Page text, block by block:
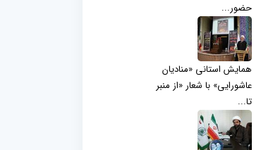
حضور...
همایش استانی «منادیان
عاشورایی» با شعار «از منبر
تا...